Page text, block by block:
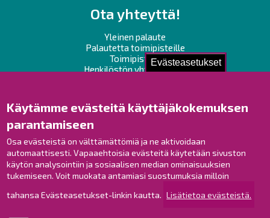
Evästeasetukset
Käytämme evästeitä käyttäjäkokemuksen
parantamiseen
Osa evästeistä on välttämättömiä ja ne aktivoidaan
automaattisesti. Vapaaehtoisia evästeitä käytetään sivuston
käytön analysointiin ja sosiaalisen median ominaisuuksien
tukemiseen. Voit muokata antamiasi suostumuksia milloin
tahansa Evästeasetukset-linkin kautta. Lisätietoa evästeistä.
Ota yhteyttä!
Yleinen palaute
Palautetta toimipisteille
Toimipisteet
Henkilöstön yhteystiedot
Raahe Facebookissa
Raahe Instagramissa
Raahe LinkedInissä
Raahe YouTubessa